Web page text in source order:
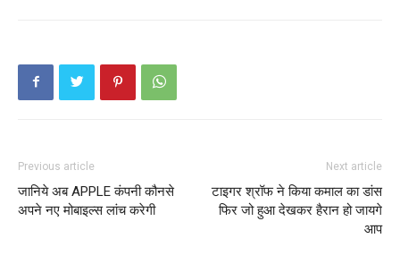
Previous article
जानिये अब APPLE कंपनी कौनसे
अपने नए मोबाइल्स लांच करेगी
Next article
टाइगर श्रॉफ ने किया कमाल का डांस
फिर जो हुआ देखकर हैरान हो जायगे
आप